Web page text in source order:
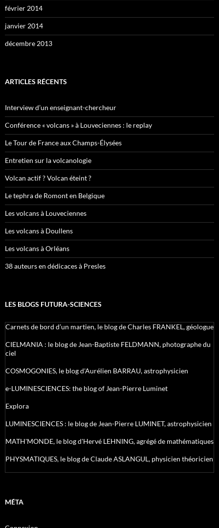
février 2014
janvier 2014
décembre 2013
ARTICLES RÉCENTS
Interview d’un enseignant-chercheur
Conférence « volcans » à Louveciennes : le replay
Le Tour de France aux Champs-Élysées
Entretien sur la volcanologie
Volcan actif ? Volcan éteint ?
Le tephra de Romont en Belgique
Les volcans à Louveciennes
Les volcans à Doullens
Les volcans à Orléans
38 auteurs en dédicaces à Presles
LES BLOGS FUTURA-SCIENCES
Carnets de bord d’un martien, le blog de Charles FRANKEL, géologue
CIELMANIA : le blog de Jean-Baptiste FELDMANN, photographe du
ciel
COSMOGONIES, le blog d'Aurélien BARRAU, astrophysicien
e-LUMINESCIENCES: the blog of Jean-Pierre Luminet
Explora
LUMINESCIENCES : le blog de Jean-Pierre LUMINET, astrophysicien
MATH'MONDE, le blog d'Hervé LEHNING, agrégé de mathématiques
PHYSMATIQUES, le blog de Claude ASLANGUL, physicien théoricien
MÉTA